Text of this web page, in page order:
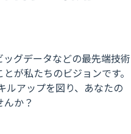
グデータなどの最先端技術
が私たちのビジョンです。
ルアップを図り、あなたの
か？